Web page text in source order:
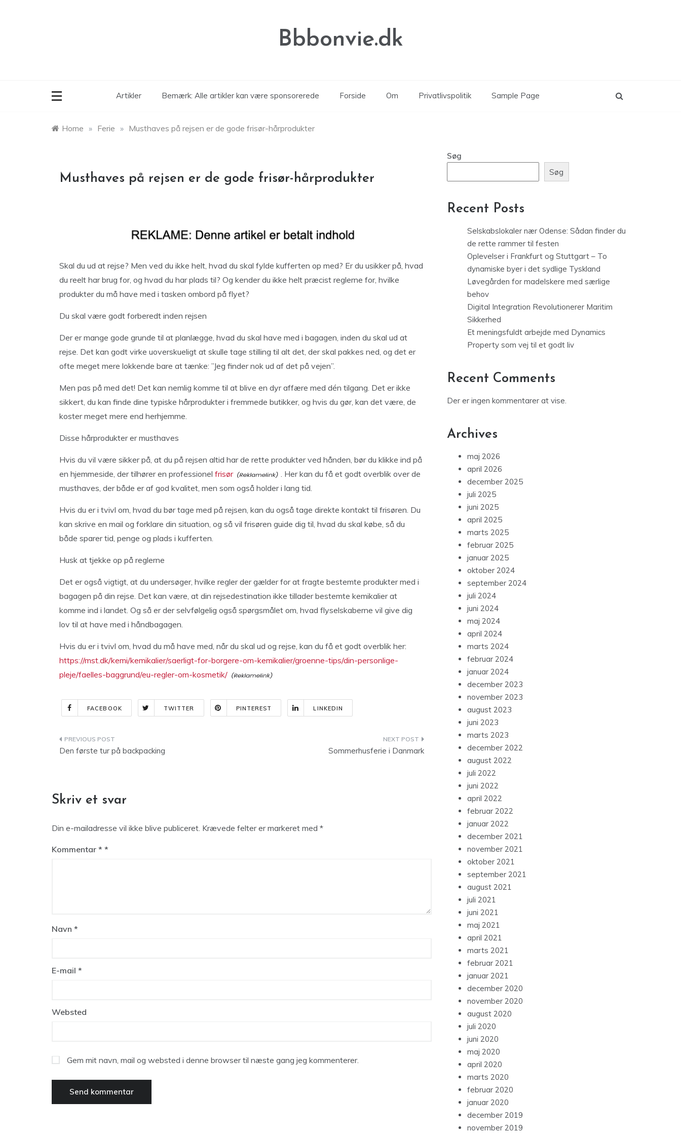
Bbbonvie.dk
Artikler Bemærk: Alle artikler kan være sponsorerede Forside Om Privatlivspolitik Sample Page
Home » Ferie » Musthaves på rejsen er de gode frisør-hårprodukter
Musthaves på rejsen er de gode frisør-hårprodukter
Skal du ud at rejse? Men ved du ikke helt, hvad du skal fylde kufferten op med? Er du usikker på, hvad
du reelt har brug for, og hvad du har plads til? Og kender du ikke helt præcist reglerne for, hvilke
produkter du må have med i tasken ombord på flyet?
Du skal være godt forberedt inden rejsen
Der er mange gode grunde til at planlægge, hvad du skal have med i bagagen, inden du skal ud at
rejse. Det kan godt virke uoverskueligt at skulle tage stilling til alt det, der skal pakkes ned, og det er
ofte meget mere lokkende bare at tænke: ”Jeg finder nok ud af det på vejen”.
Men pas på med det! Det kan nemlig komme til at blive en dyr affære med dén tilgang. Det er ikke
sikkert, du kan finde dine typiske hårprodukter i fremmede butikker, og hvis du gør, kan det være, de
koster meget mere end herhjemme.
Disse hårprodukter er musthaves
Hvis du vil være sikker på, at du på rejsen altid har de rette produkter ved hånden, bør du klikke ind på
en hjemmeside, der tilhører en professionel frisør
. Her kan du få et godt overblik over de
musthaves, der både er af god kvalitet, men som også holder i lang tid.
Hvis du er i tvivl om, hvad du bør tage med på rejsen, kan du også tage direkte kontakt til frisøren. Du
kan skrive en mail og forklare din situation, og så vil frisøren guide dig til, hvad du skal købe, så du
både sparer tid, penge og plads i kufferten.
Husk at tjekke op på reglerne
Det er også vigtigt, at du undersøger, hvilke regler der gælder for at fragte bestemte produkter med i
bagagen på din rejse. Det kan være, at din rejsedestination ikke tillader bestemte kemikalier at
komme ind i landet. Og så er der selvfølgelig også spørgsmålet om, hvad flyselskaberne vil give dig
lov til at have med i håndbagagen.
Hvis du er i tvivl om, hvad du må have med, når du skal ud og rejse, kan du få et godt overblik her:
https://mst.dk/kemi/kemikalier/saerligt-for-borgere-om-kemikalier/groenne-tips/din-personlige-
pleje/faelles-baggrund/eu-regler-om-kosmetik/
FACEBOOK TWITTER PINTEREST LINKEDIN
Indlægsnavigation
Den første tur på backpacking Sommerhusferie i Danmark
Skriv et svar
Din e-mailadresse vil ikke blive publiceret. Krævede felter er markeret med *
Kommentar *
Navn *
E-mail *
Websted
Gem mit navn, mail og websted i denne browser til næste gang jeg kommenterer.
Søg
Søg
Recent Posts
Selskabslokaler nær Odense: Sådan finder du
de rette rammer til festen
Oplevelser i Frankfurt og Stuttgart – To
dynamiske byer i det sydlige Tyskland
Løvegården for madelskere med særlige
behov
Digital Integration Revolutionerer Maritim
Sikkerhed
Et meningsfuldt arbejde med Dynamics
Property som vej til et godt liv
Recent Comments
Der er ingen kommentarer at vise.
Archives
maj 2026
april 2026
december 2025
juli 2025
juni 2025
april 2025
marts 2025
februar 2025
januar 2025
oktober 2024
september 2024
juli 2024
juni 2024
maj 2024
april 2024
marts 2024
februar 2024
januar 2024
december 2023
november 2023
august 2023
juni 2023
marts 2023
december 2022
august 2022
juli 2022
juni 2022
april 2022
februar 2022
januar 2022
december 2021
november 2021
oktober 2021
september 2021
august 2021
juli 2021
juni 2021
maj 2021
april 2021
marts 2021
februar 2021
januar 2021
december 2020
november 2020
august 2020
juli 2020
juni 2020
maj 2020
april 2020
marts 2020
februar 2020
januar 2020
december 2019
november 2019